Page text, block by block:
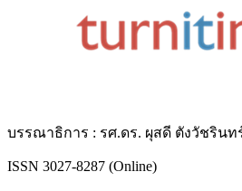
บรรณาธิการ : รศ.ดร. ผุสดี ตังวัชรินท
ISSN 3027-8287 (Online)